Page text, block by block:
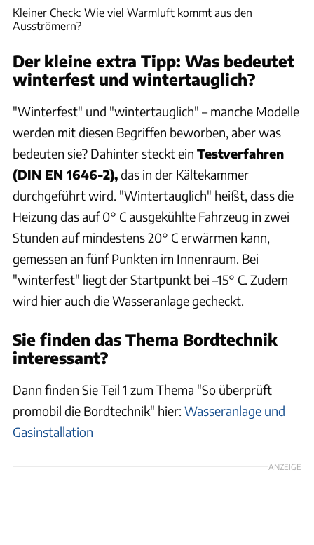
Kleiner Check: Wie viel Warmluft kommt aus den
Ausströmern?
Der kleine extra Tipp: Was bedeutet
winterfest und wintertauglich?
"Winterfest" und "wintertauglich" – manche Modelle
werden mit diesen Begriffen beworben, aber was
bedeuten sie? Dahinter steckt ein Testverfahren
(DIN EN 1646-2),das in der Kältekammer
durchgeführt wird. "Wintertauglich" heißt, dass die
Heizung das auf 0° C ausgekühlte Fahrzeug in zwei
Stunden auf mindestens 20° C erwärmen kann,
gemessen an fünf Punkten im Innenraum. Bei
"winterfest" liegt der Startpunkt bei –15° C. Zudem
wird hier auch die Wasseranlage gecheckt.
Sie finden das Thema Bordtechnik
interessant?
Dann finden Sie Teil 1 zum Thema "So überprüft
promobil die Bordtechnik" hier: Wasseranlage und
Gasinstallation
ANZEIGE